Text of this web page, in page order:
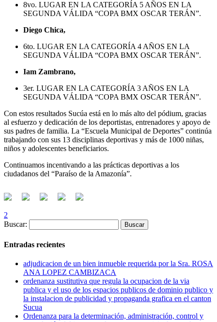
8vo. LUGAR EN LA CATEGORÍA 5 AÑOS EN LA
SEGUNDA VÁLIDA “COPA BMX OSCAR TERÁN”.
Diego Chica,
6to. LUGAR EN LA CATEGORÍA 4 AÑOS EN LA
SEGUNDA VÁLIDA “COPA BMX OSCAR TERÁN”.
Iam Zambrano,
3er. LUGAR EN LA CATEGORÍA 3 AÑOS EN LA
SEGUNDA VÁLIDA “COPA BMX OSCAR TERÁN”.
Con estos resultados Sucúa está en lo más alto del pódium, gracias
al esfuerzo y dedicación de los deportistas, entrenadores y apoyo de
sus padres de familia. La “Escuela Municipal de Deportes” continúa
trabajando con sus 13 disciplinas deportivas y más de 1000 niñas,
niños y adolescentes beneficiarios.
Continuamos incentivando a las prácticas deportivas a los
ciudadanos del “Paraíso de la Amazonía”.
2
Buscar:
Entradas recientes
adjudicacion de un bien inmueble requerida por la Sra. ROSA
ANA LOPEZ CAMBIZACA
ordenanza sustitutiva que regula la ocupacion de la via
publica y el uso de los espacios publicos de dominio publico y
la instalacion de publicidad y propaganda grafica en el canton
Sucua
Ordenanza para la determinación, administración, control y